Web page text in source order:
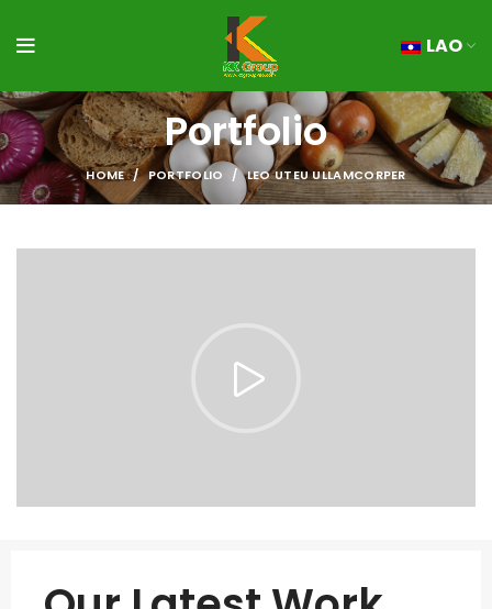
LAO
Portfolio
HOME PORTFOLIO LEO UTEU ULLAMCORPER